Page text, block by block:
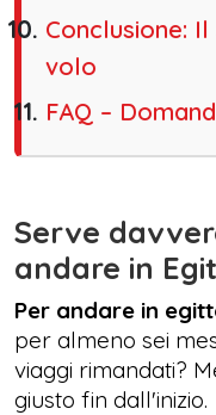
Conclusione:
volo
FAQ –
Serve
andare in
Per andare in
per almeno sei
viaggi rimandati?
giusto fin dall'inizio.